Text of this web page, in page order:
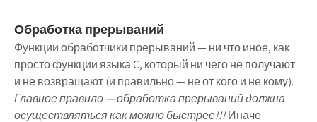
Обработка прерываний
Функции обработчики прерываний — ни что иное, как
просто функции языка C, который ни чего не получают
и не возвращают (и правильно — не от кого и не кому).
Главное правило — обработка прерываний должна
осуществляться как можно быстрее!!!Иначе